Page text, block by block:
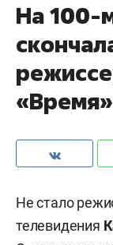
На 100-
Не стало
телевидения